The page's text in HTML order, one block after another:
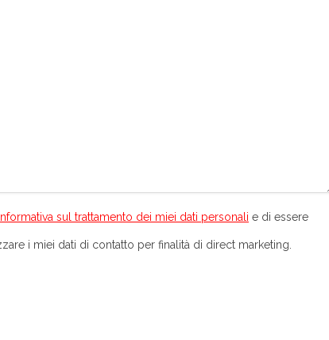
sul trattamento dei miei dati personali e di essere
i miei dati di contatto per finalità di direct marketing.